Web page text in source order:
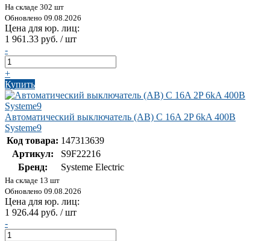
На складе 302 шт
Обновлено 09.08.2026
Цена для юр. лиц:
1 961.33 руб. / шт
-
+
Купить
Автоматический выключатель (АВ) C 16A 2P 6kA 400В
Systeme9
Код товара: 147313639
Артикул:
S9F22216
Бренд:
Systeme Electric
На складе 13 шт
Обновлено 09.08.2026
Цена для юр. лиц:
1 926.44 руб. / шт
-